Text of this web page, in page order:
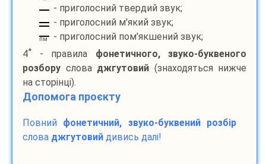
- приголосний твердий звук;
- приголосний м'який звук;
пм
- приголосний пом'якшений звук;
4* - правила фонетичного, звуко-буквеного
розбору слова джгутовий (знаходяться нижче
на сторінці).
Допомога проєкту
Повний фонетичний, звуко-буквений розбір
слова джгутовий дивись далі!